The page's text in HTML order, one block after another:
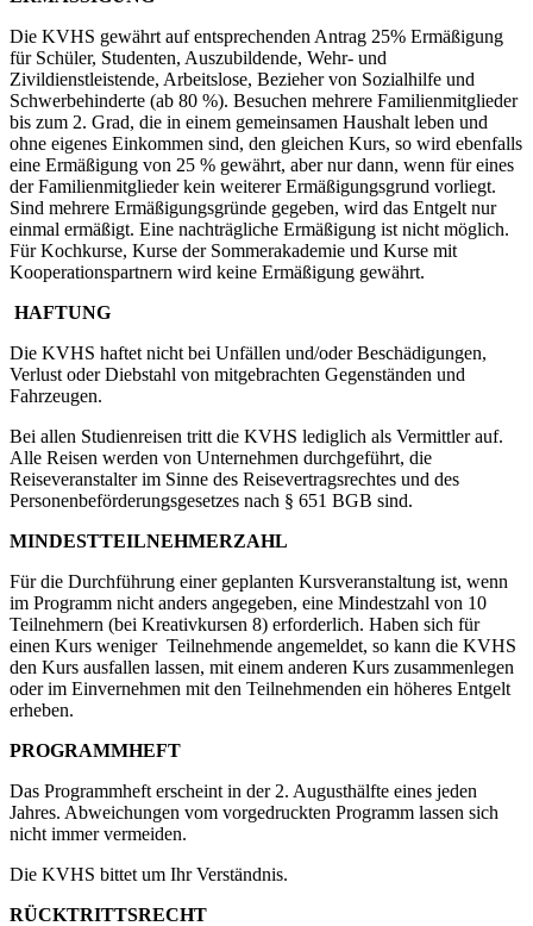
Die KVHS gewährt auf entsprechenden Antrag 25% Ermäßigung
für Schüler, Studenten, Auszubildende, Wehr- und
Zivildienstleistende, Arbeitslose, Bezieher von Sozialhilfe und
Schwerbehinderte (ab 80 %). Besuchen mehrere Familienmitglieder
bis zum 2. Grad, die in einem gemeinsamen Haushalt leben und
ohne eigenes Einkommen sind, den gleichen Kurs, so wird ebenfalls
eine Ermäßigung von 25 % gewährt, aber nur dann, wenn für eines
der Familienmitglieder kein weiterer Ermäßigungsgrund vorliegt.
Sind mehrere Ermäßigungsgründe gegeben, wird das Entgelt nur
einmal ermäßigt. Eine nachträgliche Ermäßigung ist nicht möglich.
Für Kochkurse, Kurse der Sommerakademie und Kurse mit
Kooperationspartnern wird keine Ermäßigung gewährt.
HAFTUNG
Die KVHS haftet nicht bei Unfällen und/oder Beschädigungen,
Verlust oder Diebstahl von mitgebrachten Gegenständen und
Fahrzeugen.
Bei allen Studienreisen tritt die KVHS lediglich als Vermittler auf.
Alle Reisen werden von Unternehmen durchgeführt, die
Reiseveranstalter im Sinne des Reisevertragsrechtes und des
Personenbeförderungsgesetzes nach § 651 BGB sind.
MINDESTTEILNEHMERZAHL
Für die Durchführung einer geplanten Kursveranstaltung ist, wenn
im Programm nicht anders angegeben, eine Mindestzahl von 10
Teilnehmern (bei Kreativkursen 8) erforderlich. Haben sich für
einen Kurs weniger Teilnehmende angemeldet, so kann die KVHS
den Kurs ausfallen lassen, mit einem anderen Kurs zusammenlegen
oder im Einvernehmen mit den Teilnehmenden ein höheres Entgelt
erheben.
PROGRAMMHEFT
Das Programmheft erscheint in der 2. Augusthälfte eines jeden
Jahres. Abweichungen vom vorgedruckten Programm lassen sich
nicht immer vermeiden.
Die KVHS bittet um Ihr Verständnis.
RÜCKTRITTSRECHT